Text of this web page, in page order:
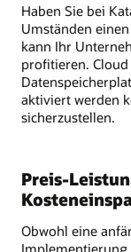
Haben Sie bei
Umständen
kann Ihr
profitieren.
aktiviert werden
sicherzustellen.
Preis-
Obwohl eine